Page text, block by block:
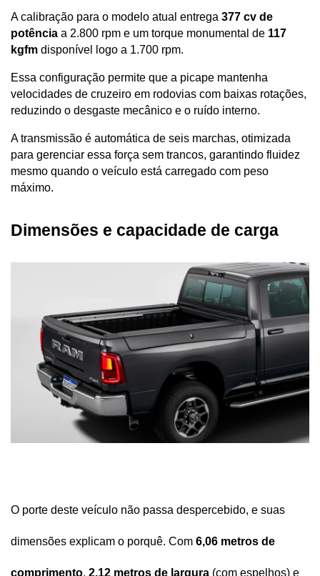
A calibração para o modelo atual entrega 377 cv de
potência a 2.800 rpm e um torque monumental de 117
kgfm disponível logo a 1.700 rpm.
Essa configuração permite que a picape mantenha
velocidades de cruzeiro em rodovias com baixas rotações,
reduzindo o desgaste mecânico e o ruído interno.
A transmissão é automática de seis marchas, otimizada
para gerenciar essa força sem trancos, garantindo fluidez
mesmo quando o veículo está carregado com peso
máximo.
Dimensões e capacidade de carga
O porte deste veículo não passa despercebido, e suas
dimensões explicam o porquê. Com 6,06 metros de
comprimento, 2,12 metros de largura